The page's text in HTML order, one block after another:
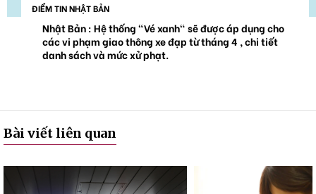
ĐIỂM TIN NHẬT BẢN
Nhật Bản : Hệ thống "Vé xanh" sẽ được áp dụng cho
các vi phạm giao thông xe đạp từ tháng 4 , chi tiết
danh sách và mức xử phạt.
Bài viết liên quan